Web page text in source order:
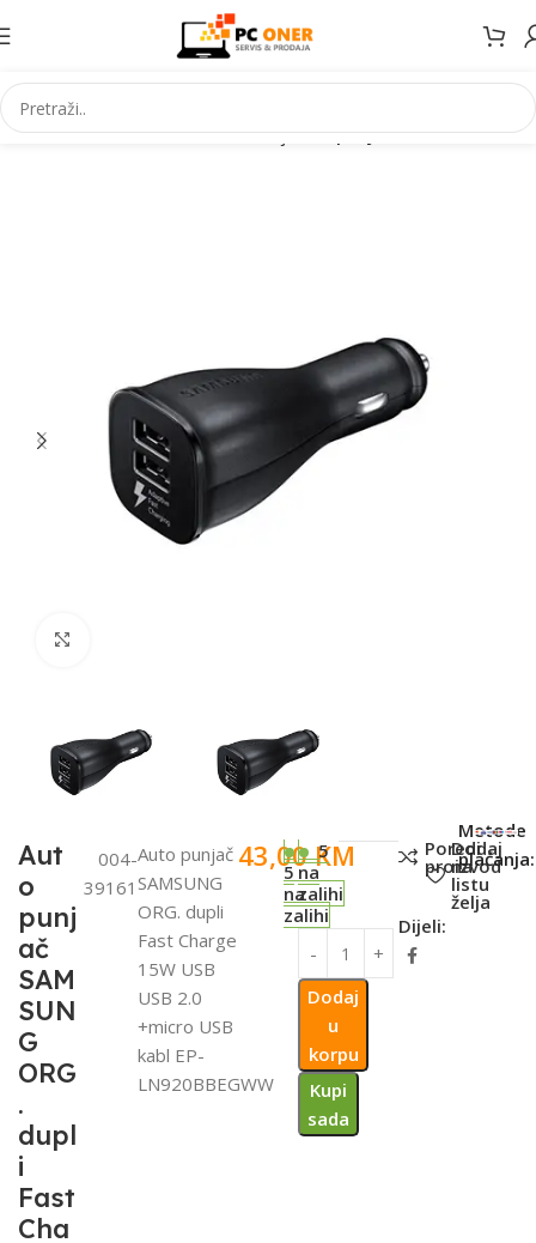
Početna Informatika USB uredaji USB punjaci
Aut
o
punj
ač
SAM
SUN
G
ORG
.
dupl
i
Fast
Cha
004-
39161
Auto punjač
SAMSUNG
ORG. dupli
Fast Charge
15W USB
USB 2.0
+micro USB
kabl EP-
LN920BBEGWW
43,00KM
5
na
zalihi
5
na
zalihi
Dodaj
u
korpu
Kupi
sada
Poredi
proizvod
Dodaj
na
listu
želja
Dijeli:
Metode
plaćanja: